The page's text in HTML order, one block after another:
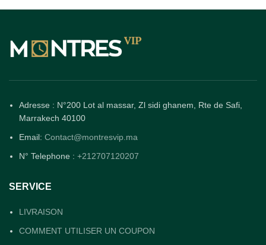
Adresse : N°200 Lot al massar, Zl sidi ghanem, Rte de Safi,
Marrakech 40100
Email: Contact@montresvip.ma
N° Telephone : +212707120207
SERVICE
LIVRAISON
COMMENT UTILISER UN COUPON